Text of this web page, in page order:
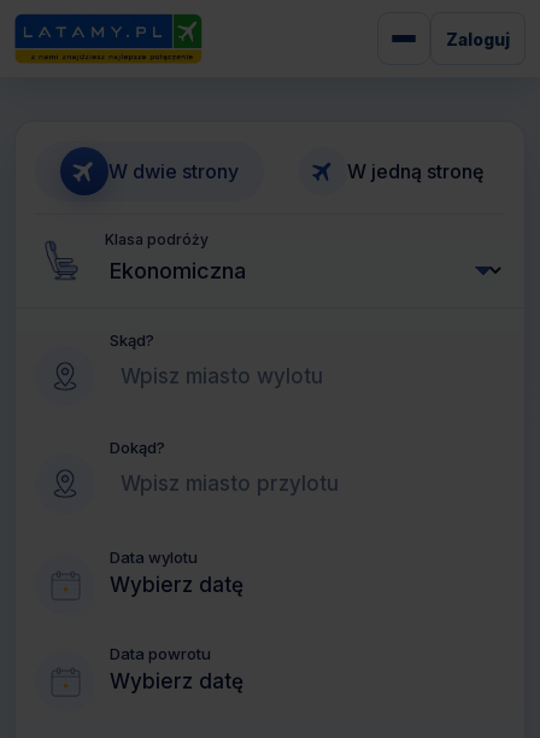
Zaloguj
W dwie strony W jedną stronę
Klasa podróży
Skąd?
Dokąd?
Data wylotu
Wybierz datę
Data powrotu
Wybierz datę